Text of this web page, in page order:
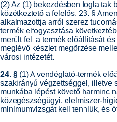
(2) Az (1) bekezdésben foglaltak
közétkeztető a felelős. 23. §
alkalmazottja arról szerez
termék elfogyasztása
merült fel, a termék előállítását
meglévő készlet megőrzése
városi intézetét.
24. § (1) A vendéglátó-termék
szakirányú végzettséggel, illetve
munkába lépést követő harminc
közegészségügyi, élelmiszer-
minimumvizsgát kell tenniük, és